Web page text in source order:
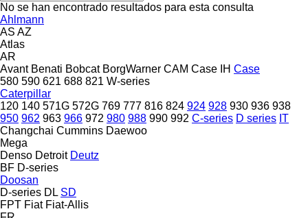
No se han encontrado resultados para esta consulta
Ahlmann
AS AZ
Atlas
AR
Avant Benati Bobcat BorgWarner CAM Case IH Case
580 590 621 688 821 W-series
Caterpillar
120 140 571G 572G 769 777 816 824 924 928 930 936 938
950 962 963 966 972 980 988 990 992 C-series D series IT
Changchai Cummins Daewoo
Mega
Denso Detroit Deutz
BF D-series
Doosan
D-series DL SD
FPT Fiat Fiat-Allis